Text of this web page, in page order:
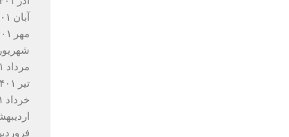
آبان ۱۴۰۱
مهر ۱۴۰۱
شهریور ۱۴۰۱
مرداد ۱۴۰۱
تیر ۱۴۰۱
خرداد ۱۴۰۱
اردیبهشت
فروردین